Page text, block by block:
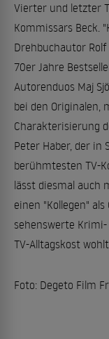
Vierter und letzter
Kommissars Beck.
Drehbuchautor
70er Jahre
Autorenduos Maj
bei den Originalen,
Charakterisierung
Peter Haber, der in
berühmtesten TV-
lässt diesmal auch
einen "Kollegen"
sehenswerte
TV-Alltagskost
Foto: Degeto Film